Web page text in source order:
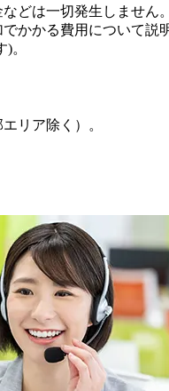
どは一切発生しません。
かる費用について説
。
リア除く）。